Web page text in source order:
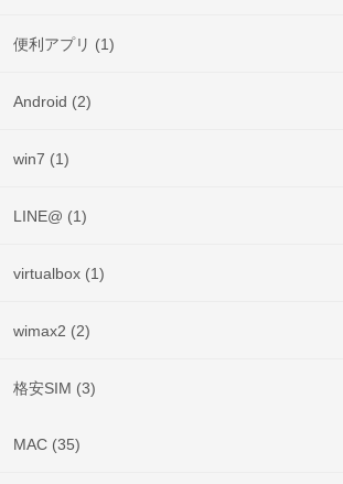
便利アプリ (1)
Android (2)
win7 (1)
LINE@ (1)
virtualbox (1)
wimax2 (2)
格安SIM (3)
MAC (35)